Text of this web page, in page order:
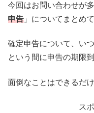
今回はお問い合わせが多
申告 」についてまとめ
確定申告について、い
という間に申告の期限
面倒なことはできるだ
ス